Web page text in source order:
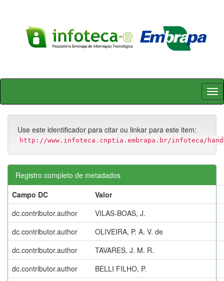
Skip
Use este identificador para citar ou linkar para este item:
http://www.infoteca.cnptia.embrapa.br/infoteca/
Registro completo de metadados
Campo DC
Valor
dc.contributor.author
VILAS-BOAS, J.
dc.contributor.author
OLIVEIRA, P. A. V. de
dc.contributor.author
TAVARES, J. M. R.
dc.contributor.author
BELLI FILHO, P.